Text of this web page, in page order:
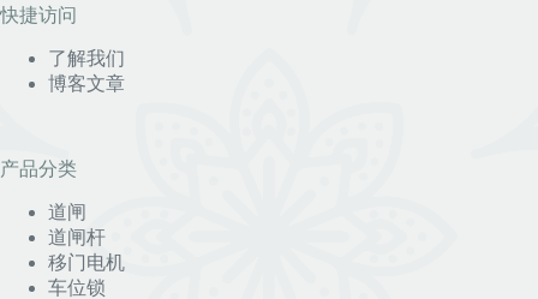
快捷访问
了解我们
博客文章
产品分类
道闸
道闸杆
移门电机
车位锁